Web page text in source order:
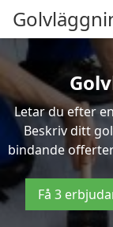
Letar du efter
Beskriv ditt
bindande
Få 3